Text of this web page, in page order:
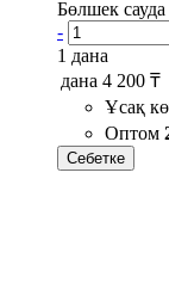
Бөлшек сауда
-
1 дана
дана 4 200 ₸
Ұсақ
Оптом
Себетке